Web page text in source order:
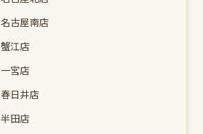
名古屋南店
蟹江店
一宮店
春日井店
半田店